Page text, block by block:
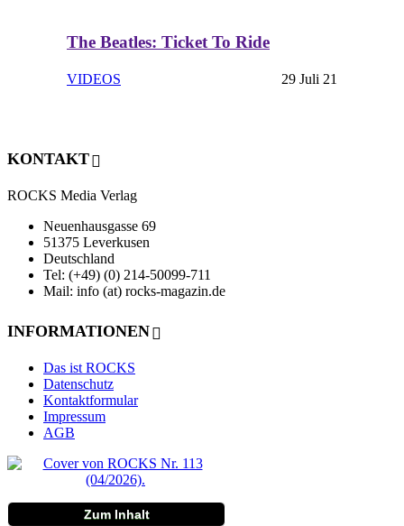
The Beatles: Ticket To Ride
VIDEOS 29 Juli 21
KONTAKT
ROCKS Media Verlag
Neuenhausgasse 69
51375 Leverkusen
Deutschland
Tel: (+49) (0) 214-50099-711
Mail: info (at) rocks-magazin.de
INFORMATIONEN
Das ist ROCKS
Datenschutz
Kontaktformular
Impressum
AGB
Zum Inhalt